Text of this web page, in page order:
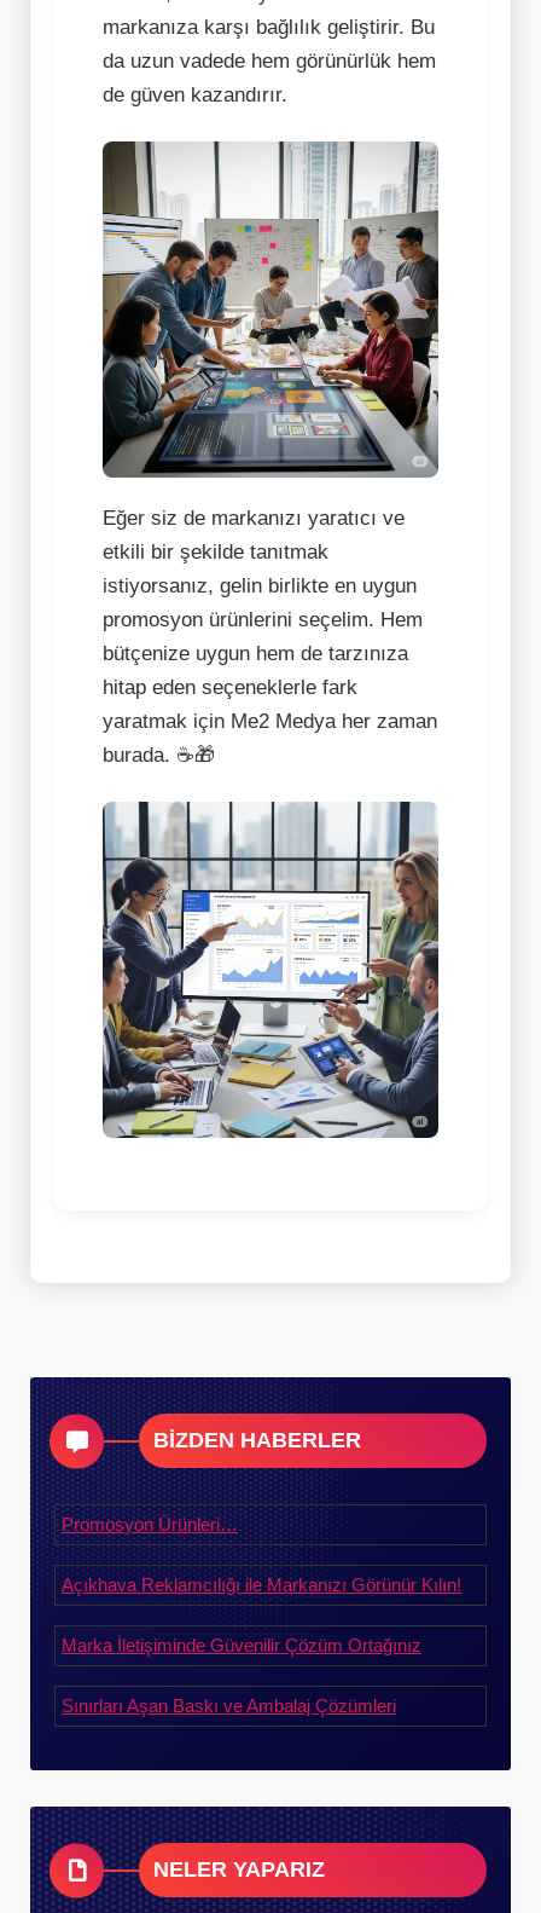
markanıza karşı bağlılık geliştirir. Bu
da uzun vadede hem görünürlük hem
de güven kazandırır.
Eğer siz de markanızı yaratıcı ve
etkili bir şekilde tanıtmak
istiyorsanız, gelin birlikte en uygun
promosyon ürünlerini seçelim. Hem
bütçenize uygun hem de tarzınıza
hitap eden seçeneklerle fark
yaratmak için Me2 Medya her zaman
burada. ☕🎁
BİZDEN HABERLER
Promosyon Ürünleri…
Açıkhava Reklamcılığı ile Markanızı Görünür Kılın!
Marka İletişiminde Güvenilir Çözüm Ortağınız
Sınırları Aşan Baskı ve Ambalaj Çözümleri
NELER YAPARIZ